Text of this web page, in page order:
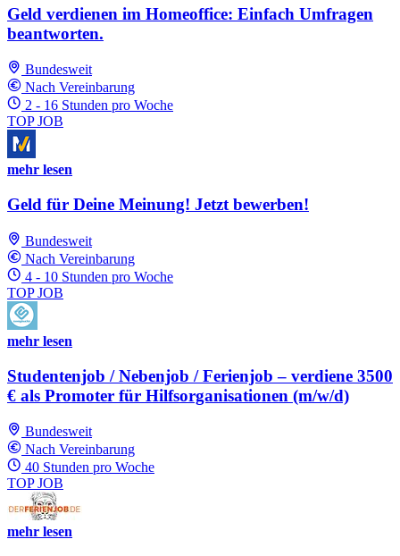
Geld verdienen im Homeoffice: Einfach Umfragen
beantworten.
Bundesweit
Nach Vereinbarung
2 - 16 Stunden pro Woche
TOP JOB
mehr lesen
Geld für Deine Meinung! Jetzt bewerben!
Bundesweit
Nach Vereinbarung
4 - 10 Stunden pro Woche
TOP JOB
mehr lesen
Studentenjob / Nebenjob / Ferienjob – verdiene 3500
€ als Promoter für Hilfsorganisationen (m/w/d)
Bundesweit
Nach Vereinbarung
40 Stunden pro Woche
TOP JOB
mehr lesen